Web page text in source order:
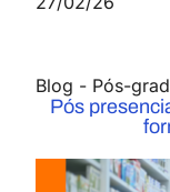
Blog - Pós-
Pós